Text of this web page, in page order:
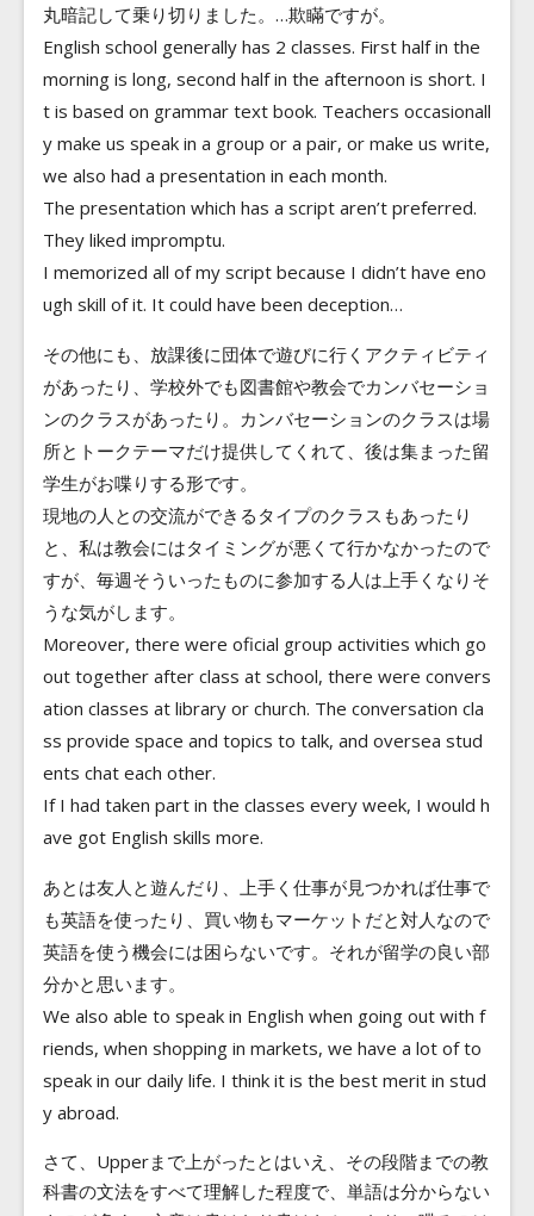
丸暗記して乗り切りました。…欺瞞ですが。
English school generally has 2 classes. First half in the
morning is long, second half in the afternoon is short. I
t is based on grammar text book. Teachers occasionall
y make us speak in a group or a pair, or make us write,
we also had a presentation in each month.
The presentation which has a script aren’t preferred.
They liked impromptu.
I memorized all of my script because I didn’t have eno
ugh skill of it. It could have been deception…
その他にも、放課後に団体で遊びに行くアクティビティ
があったり、学校外でも図書館や教会でカンバセーショ
ンのクラスがあったり。カンバセーションのクラスは場
所とトークテーマだけ提供してくれて、後は集まった留
学生がお喋りする形です。
現地の人との交流ができるタイプのクラスもあったり
と、私は教会にはタイミングが悪くて行かなかったので
すが、毎週そういったものに参加する人は上手くなりそ
うな気がします。
Moreover, there were oficial group activities which go
out together after class at school, there were convers
ation classes at library or church. The conversation cla
ss provide space and topics to talk, and oversea stud
ents chat each other.
If I had taken part in the classes every week, I would h
ave got English skills more.
あとは友人と遊んだり、上手く仕事が見つかれば仕事で
も英語を使ったり、買い物もマーケットだと対人なので
英語を使う機会には困らないです。それが留学の良い部
分かと思います。
We also able to speak in English when going out with f
riends, when shopping in markets, we have a lot of to
speak in our daily life. I think it is the best merit in stud
y abroad.
さて、Upperまで上がったとはいえ、その段階までの教
科書の文法をすべて理解した程度で、単語は分からない